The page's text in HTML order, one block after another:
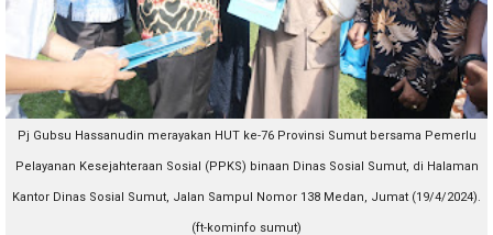
Pj Gubsu Hassanudin merayakan HUT ke-76 Provinsi Sumut bersama Pemerlu
Pelayanan Kesejahteraan Sosial (PPKS) binaan Dinas Sosial Sumut, di Halaman
Kantor Dinas Sosial Sumut, Jalan Sampul Nomor 138 Medan, Jumat (19/4/2024).
(ft-kominfo sumut)